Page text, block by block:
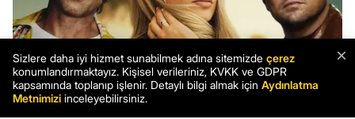
×
Sizlere daha iyi hizmet sunabilmek adına sitemizde çerez
konumlandırmaktayız. Kişisel verileriniz, KVKK ve GDPR
kapsamında toplanıp işlenir. Detaylı bilgi almak için Aydınlatma
Metnimizi inceleyebilirsiniz.